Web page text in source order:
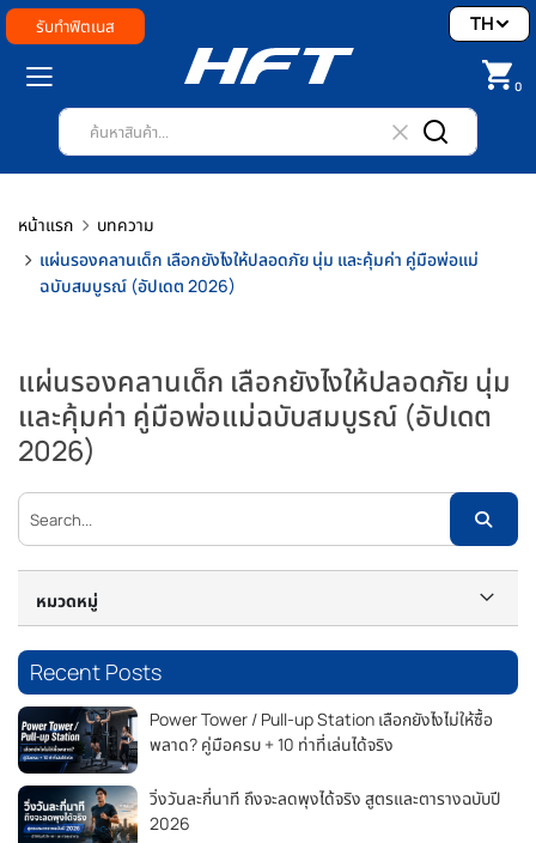
รับทำฟิตเนส
0
TH
หน้าแรก
บทความ
แผ่นรองคลานเด็ก เลือกยังไงให้ปลอดภัย นุ่ม และคุ้มค่า คู่มือพ่อแม่
ฉบับสมบูรณ์ (อัปเดต 2026)
แผ่นรองคลานเด็ก เลือกยังไงให้ปลอดภัย นุ่ม
และคุ้มค่า คู่มือพ่อแม่ฉบับสมบูรณ์ (อัปเดต
2026)
หมวดหมู่
Recent Posts
Power Tower / Pull-up Station เลือกยังไงไม่ให้ซื้อ
พลาด? คู่มือครบ + 10 ท่าที่เล่นได้จริง
วิ่งวันละกี่นาที ถึงจะลดพุงได้จริง สูตรและตารางฉบับปี
2026